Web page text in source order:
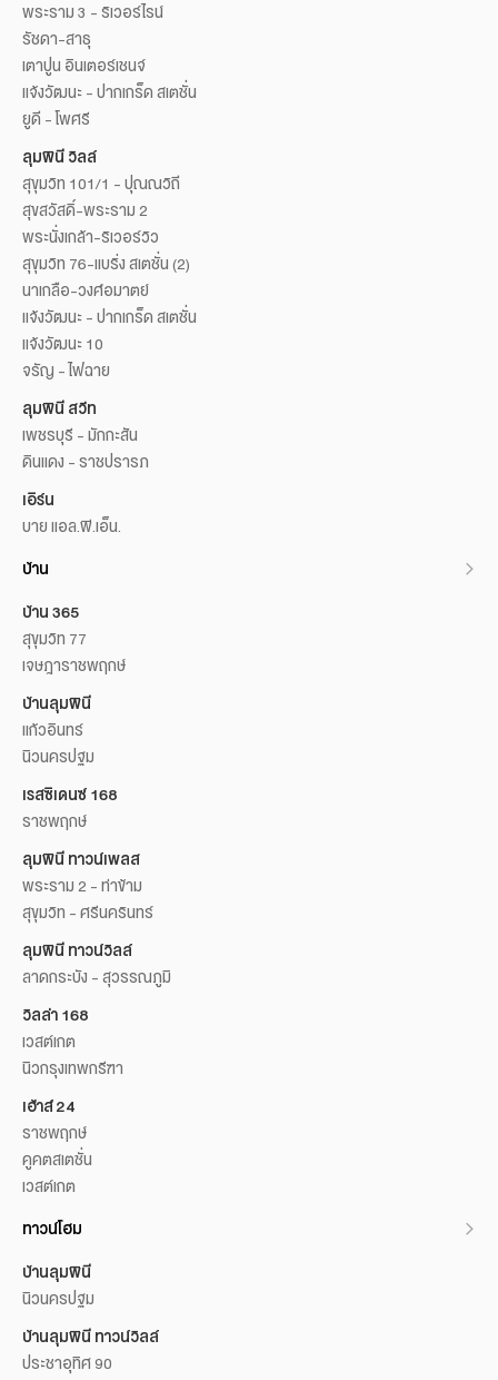
พระราม 3 - ริเวอร์ไรน์
รัชดา-สาธุ
เตาปูน อินเตอร์เชนจ์
แจ้งวัฒนะ - ปากเกร็ด สเตชั่น
ยูดี - โพศรี
ลุมพินี วิลล์
สุขุมวิท 101/1 - ปุณณวิถี
สุขสวัสดิ์-พระราม 2
พระนั่งเกล้า-ริเวอร์วิว
สุขุมวิท 76-แบริ่ง สเตชั่น (2)
นาเกลือ-วงศ์อมาตย์
แจ้งวัฒนะ - ปากเกร็ด สเตชั่น
แจ้งวัฒนะ 10
จรัญ - ไฟฉาย
ลุมพินี สวีท
เพชรบุรี - มักกะสัน
ดินแดง - ราชปรารภ
เอิร์น
บาย แอล.พี.เอ็น.
บ้าน
บ้าน 365
สุขุมวิท 77
เจษฎาราชพฤกษ์
บ้านลุมพินี
แก้วอินทร์
นิวนครปฐม
เรสซิเดนซ์ 168
ราชพฤกษ์
ลุมพินี ทาวน์เพลส
พระราม 2 - ท่าข้าม
สุขุมวิท - ศรีนครินทร์
ลุมพินี ทาวน์วิลล์
ลาดกระบัง - สุวรรณภูมิ
วิลล่า 168
เวสต์เกต
นิวกรุงเทพกรีฑา
เฮ้าส์ 24
ราชพฤกษ์
คูคตสเตชั่น
เวสต์เกต
ทาวน์โฮม
บ้านลุมพินี
นิวนครปฐม
บ้านลุมพินี ทาวน์วิลล์
ประชาอุทิศ 90